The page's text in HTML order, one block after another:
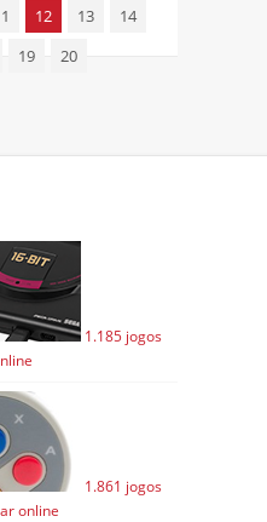
12 13
14
19
20
1.185 jogos
1.861 jogos
online